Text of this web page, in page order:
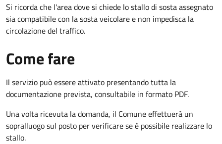
Si ricorda che l'area dove si chiede lo stallo di sosta assegnato
sia compatibile con la sosta veicolare e non impedisca la
circolazione del traffico.
Come fare
Il servizio può essere attivato presentando tutta la
documentazione prevista, consultabile in formato PDF.
Una volta ricevuta la domanda, il Comune effettuerà un
sopralluogo sul posto per verificare se è possibile realizzare lo
stallo.